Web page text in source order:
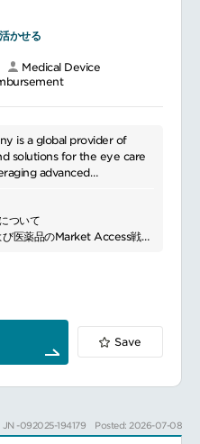
かせる
Medical Device
is a global provider of
solutions for the eye care
advanced
address a wide range of
high-quality
of healthcare
create value by
to evolving needs across the
ついて
び医薬品のMarket Access戦略
連携しながら、保険戦略の立
度対応、政策提言活動をリード
です。
の折衝および各種相談対応
Save
-092025-194179 Posted: 2026-07-08